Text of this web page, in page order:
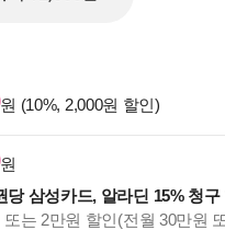
원 (10%, 2,000원 할인)
원
당 삼성카드, 알라딘 15% 청구
또는 2만원 할인(전월 30만원